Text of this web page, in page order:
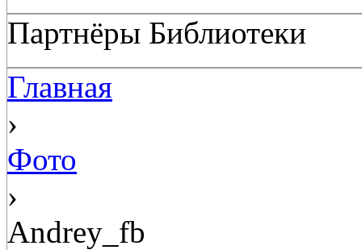
Партнёры Библиотеки
Главная
›
Фото
›
Andrey_fb